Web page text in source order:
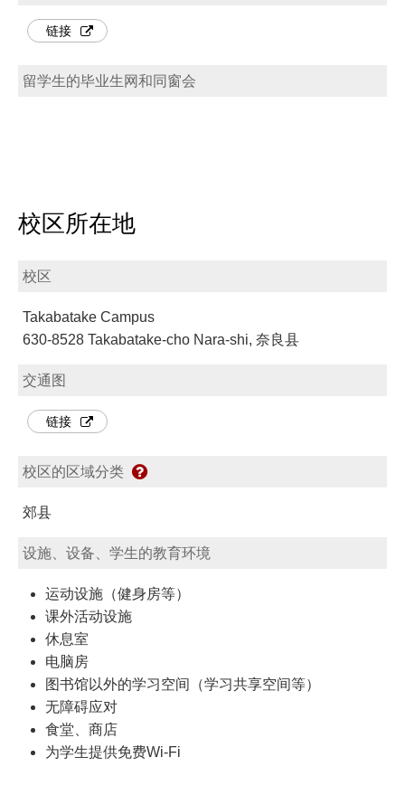
链接
留学生的毕业生网和同窗会
校区所在地
校区
Takabatake Campus
630-8528 Takabatake-cho Nara-shi, 奈良县
交通图
链接
校区的区域分类
郊县
设施、设备、学生的教育环境
运动设施（健身房等）
课外活动设施
休息室
电脑房
图书馆以外的学习空间（学习共享空间等）
无障碍应对
食堂、商店
为学生提供免费Wi-Fi